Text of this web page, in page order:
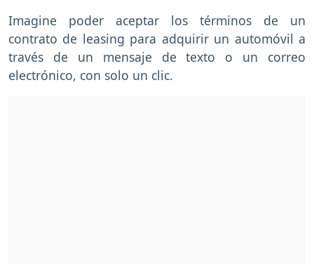
Imagine poder aceptar los términos de un
contrato de leasing para adquirir un automóvil a
través de un mensaje de texto o un correo
electrónico, con solo un clic.